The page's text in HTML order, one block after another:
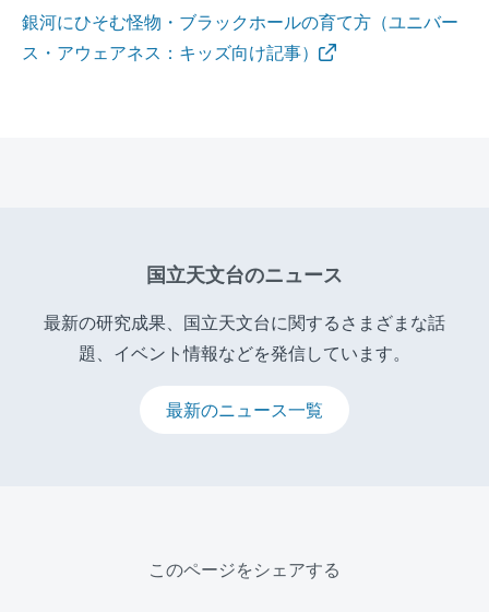
銀河にひそむ怪物・ブラックホールの育て方（ユニバー
ス・アウェアネス：キッズ向け記事）
国立天文台のニュース
最新の研究成果、国立天文台に関するさまざまな話
題、イベント情報などを発信しています。
最新のニュース一覧
このページをシェアする